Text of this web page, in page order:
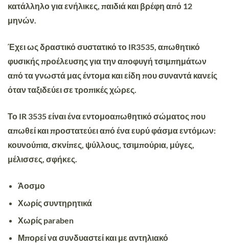
κατάλληλο για ενήλικες, παιδιά και βρέφη από 12
μηνών.
Έχει ωςδραστικό συστατικό το IR3535 , απωθητικό
φυσικής προέλευσης για την αποφυγή τσιμπημάτων
από τα γνωστά μας έντομα και είδη που συναντά κανείς
όταν ταξιδεύει σε τροπικές χώρες.
Το IR 3535 είναι ένα εντομοαπωθητικό σώματος που
απωθεί και προστατεύει από ένα ευρύ φάσμα εντόμων:
κουνούπια, σκνίπες, ψύλλους, τσιμπούρια, μύγες,
μέλισσες, σφήκες.
Άοσμο
Χωρίς συντηρητικά
Χωρίς paraben
Μπορεί να συνδυαστεί και με αντηλιακό